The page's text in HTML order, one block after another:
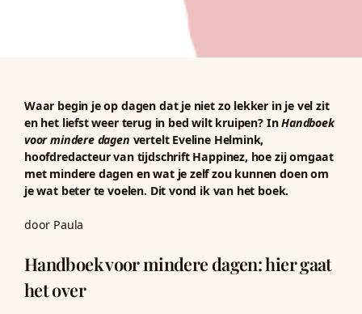
Waar begin je op dagen dat je niet zo lekker in je vel zit
en het liefst weer terug in bed wilt kruipen? InHandboek
voor mindere dagen vertelt Eveline Helmink,
hoofdredacteur van tijdschrift Happinez, hoe zij omgaat
met mindere dagen en wat je zelf zou kunnen doen om
je wat beter te voelen. Dit vond ik van het boek.
door Paula
Handboek voor mindere dagen: hier gaat
het over